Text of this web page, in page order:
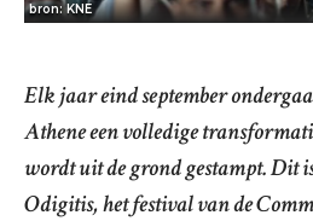
bron: KNE
Elk jaar eind september
Athene een volledige
wordt uit de grond gestampt. Dit
Odigitis, het festival van de